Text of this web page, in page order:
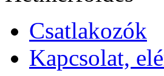
Csatlakozók
Kapcsolat,